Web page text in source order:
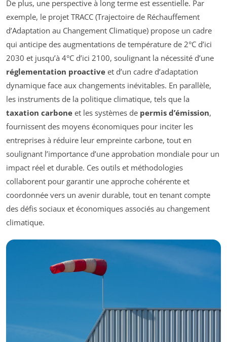
De plus, une perspective à long terme est essentielle. Par
exemple, le projet TRACC (Trajectoire de Réchauffement
d’Adaptation au Changement Climatique) propose un cadre
qui anticipe des augmentations de température de 2°C d’ici
2030 et jusqu’à 4°C d’ici 2100, soulignant la nécessité d’une
réglementation proactive et d’un cadre d’adaptation
dynamique face aux changements inévitables. En parallèle,
les instruments de la politique climatique, tels que la
taxation carbone et les systèmes de permis d’émission,
fournissent des moyens économiques pour inciter les
entreprises à réduire leur empreinte carbone, tout en
soulignant l’importance d’une approbation mondiale pour un
impact réel et durable. Ces outils et méthodologies
collaborent pour garantir une approche cohérente et
coordonnée vers un avenir durable, tout en tenant compte
des défis sociaux et économiques associés au changement
climatique.